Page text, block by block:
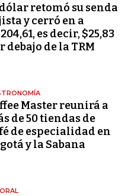
retomó su senda
y cerró en a
es decir, $25,83
debajo de la TRM
Master reunirá a
de 50 tiendas de
de especialidad en
y la Sabana